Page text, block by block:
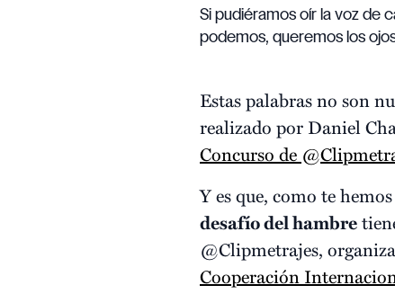
Si pudiéramos oír la voz de
podemos, queremos los
Estas palabras no son
realizado por Daniel
Concurso de
Y es que, como te
desafío del hambre
@Clipmetrajes,
Cooperación